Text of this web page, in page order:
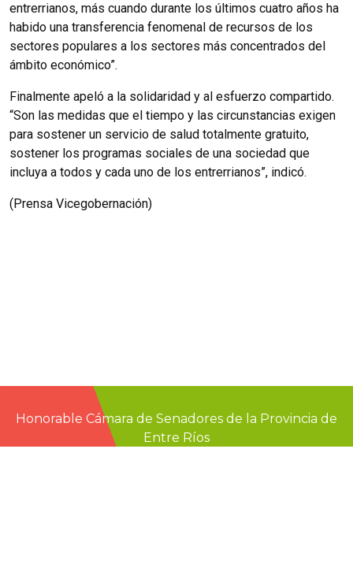
entrerrianos, más cuando durante los últimos cuatro años ha
habido una transferencia fenomenal de recursos de los
sectores populares a los sectores más concentrados del
ámbito económico”.
Finalmente apeló a la solidaridad y al esfuerzo compartido.
“Son las medidas que el tiempo y las circunstancias exigen
para sostener un servicio de salud totalmente gratuito,
sostener los programas sociales de una sociedad que
incluya a todos y cada uno de los entrerrianos”, indicó.
(Prensa Vicegobernación)
Honorable Cámara de Senadores de la Provincia de
Entre Ríos